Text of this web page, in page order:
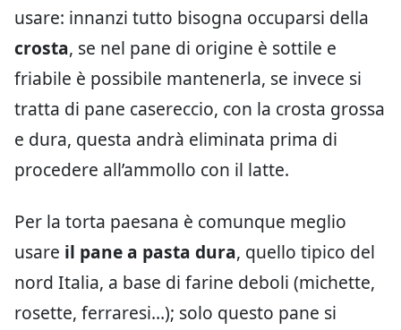
usare: innanzi tutto bisogna occuparsi della
crosta, se nel pane di origine è sottile e
friabile è possibile mantenerla, se invece si
tratta di pane casereccio, con la crosta grossa
e dura, questa andrà eliminata prima di
procedere all’ammollo con il latte.
Per la torta paesana è comunque meglio
usare il pane a pasta dura, quello tipico del
nord Italia, a base di farine deboli (michette,
rosette, ferraresi…); solo questo pane si